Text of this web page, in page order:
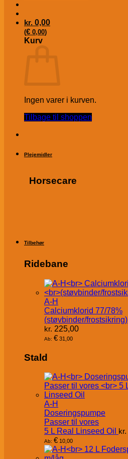
kr. 0,00
(€ 0,00)
Kurv
Ingen varer i kurven.
Tilbage til shoppen
Plejemidler
Horsecare
Tilbehør
Ridebane
A-H
Calciumklorid 77/78%
(støvbinder/frostsikring)
kr. 225,00
Ab: € 31,00
Stald
A-H
Doseringspumpe
Passer til vores
5 L Real Linseed Oil kr.
Ab: € 10,00